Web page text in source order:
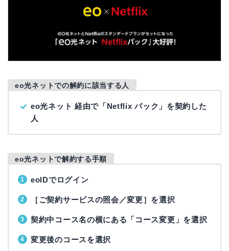
eo光ネットでの解約に該当する人
eo光ネット 経由で「Netflix パック」を契約した
人
eo光ネットで解約する手順
eoIDでログイン
［ご契約サービスの照会／変更］を選択
契約中コース名の横にある「コース変更」を選択
変更後のコースを選択